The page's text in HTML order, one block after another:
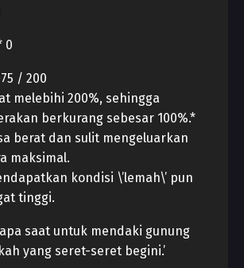
0
/ 200
melebihi 200%, sehingga
berkurang sebesar 100%.*
berat dan sulit mengeluarkan
maksimal.
kondisi \’lemah\’ pun
tinggi.
saat untuk mendaki gunung
yang seret-seret begini.’